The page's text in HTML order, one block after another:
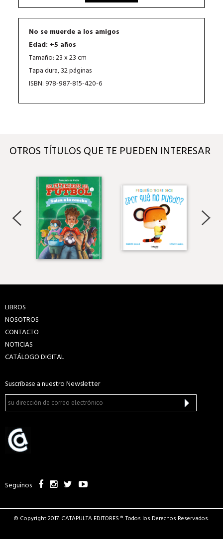
No se muerde a los amigos
Edad: +5 años
Tamaño: 23 x 23 cm
Tapa dura, 32 páginas
ISBN: 978-987-815-420-6
OTROS TÍTULOS QUE TE PUEDEN INTERESAR
LIBROS
NOSOTROS
CONTACTO
NOTICIAS
CATÁLOGO DIGITAL
Suscríbase a nuestro Newsletter
Seguinos
© Copyright 2017. CATAPULTA EDITORES ®. Todos los Derechos Reservados.